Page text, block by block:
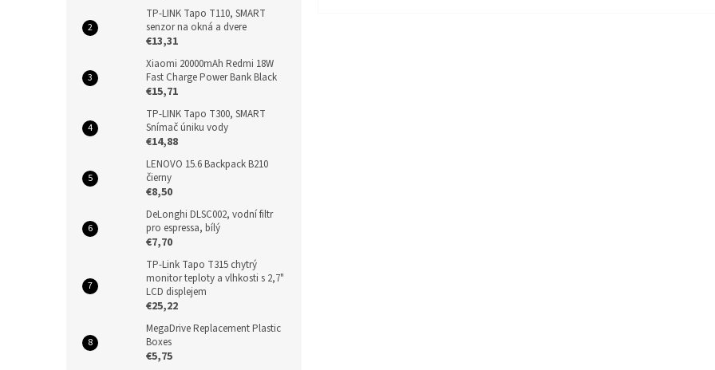
TP-LINK Tapo T110, SMART
senzor na okná a dvere
€13,31
Xiaomi 20000mAh Redmi 18W
Fast Charge Power Bank Black
€15,71
TP-LINK Tapo T300, SMART
Snímač úniku vody
€14,88
LENOVO 15.6 Backpack B210
čierny
€8,50
DeLonghi DLSC002, vodní filtr
pro espressa, bílý
€7,70
TP-Link Tapo T315 chytrý
monitor teploty a vlhkosti s 2,7"
LCD displejem
€25,22
MegaDrive Replacement Plastic
Boxes
€5,75